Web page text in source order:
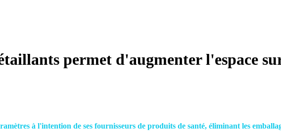
permet d'augmenter l'espace
à l'intention de ses fournisseurs de produits de santé, éliminant les